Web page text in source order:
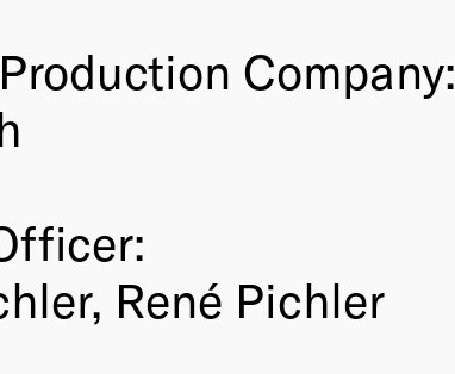
Company:
René Pichler